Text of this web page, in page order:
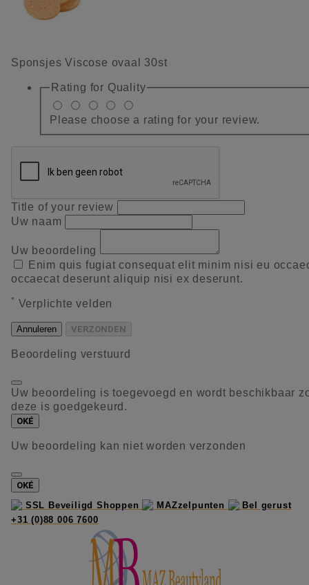
Sponsjes Viscose ovaal 30st
Rating for Quality
Please choose a rating for your review.
Title of your review
Uw naam
Uw beoordeling
Enim quis fugiat consequat elit minim nisi eu
occaecat deserunt aliquip nisi ex deserunt.
* Verplichte velden
Annuleren VERZONDEN
Beoordeling verstuurd
Uw beoordeling is toegevoegd en wordt beschikbaar
deze is goedgekeurd.
OKÉ
Uw beoordeling kan niet worden verzonden
OKÉ
SSL Beveiligd Shoppen
MAZzelpunten
Bel gerust
+31 (0)88 006 7600